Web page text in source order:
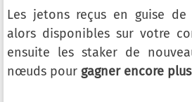
Les jetons reçus en guise de
alors disponibles sur votre
ensuite les staker de
nœuds pour gagner encore plus